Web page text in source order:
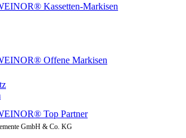
Kassetten-Markisen
Offene Markisen
Top Partner
GmbH & Co. KG